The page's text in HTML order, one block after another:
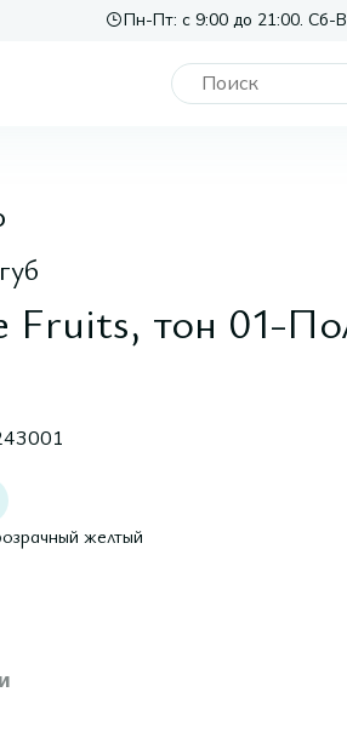
Пн-Пт: с 9:00 до 21:00. Сб-
Fruits, тон 01-
желтый